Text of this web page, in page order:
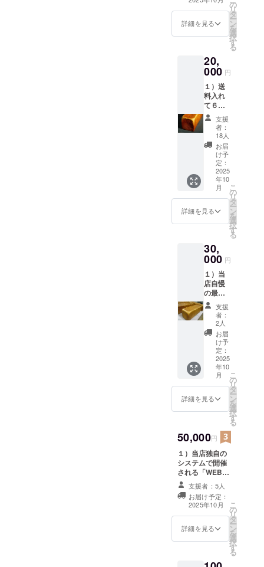
メー
mvg.biglobe.
１９６８
年 東京都
立石神井高
１９７２
年 東京経
済大学経営
学部卒業
１９７２年
半 米国パ
ラルタラ
ニーカレッ
ジ卒業
前期博士課
UCSFバーク
レー校に統
株式会社オ
（この会社
は製パンラ
インの製造
販売を行う
会社で
す。）
１９７６
年4月～１９
８０年３月
署 国際部
員」と「ご支
援」 リターン詳
細 １名称：ブラ
生地重量 690
グラム ３．保存
は冷凍庫。 ４．
賞味期限：常温
（30℃以下）４
日間
冷凍庫（未
開封）1か月間
５．原料：国内
産小麦粉、国内
産鶏卵、国内産
バター、国内産
牛乳、自然酵
母。 ６．主原料
の原産地：北海
道 ７．添加物表
表示：小麦粉、
詳細を見る
の
リ
タ
ー
ン
を
選
択
す
る
20,
000 円
１）送
料入れ
て６０
００円
の超高
級食パ
ン（三
斤棒）
提供 ＊
当店自
慢の日
本手一
番高い
といわ
れてい
るブラ
モ（ア
ローカ
ナ、烏
骨鶏卵
使用）
２）残
１２０
００円
は有効
期間１
年間
「二回
２０％
引き購
入会
員」と
「ご支
名称：
ブラ
ビッシ
モ（超
高級食
パン）
２，内
容量：
焼成前
量 １
３８０
支援
者：
18人
お届
け予
定：
2025
年10
月
詳細を見る
こ
の
リ
タ
ー
ン
を
選
択
す
る
30,
000 円
１）当
店自慢
の最高
級食パ
ン・ブ
ラビッ
シモ送
料込み
１本６
０００
円分提
供 ＊国
産小麦
粉、生
バター
１０
用。ま
たア
ローカ
ナ、烏
骨鶏卵
を使
用。
２）残
１８０
００円
は有効
支援
者：
2人
お届
け予
定：
2025
年10
月
詳細を見る
こ
の
リ
タ
ー
ン
を
選
択
す
る
50,000円
１）当店独自の
システムで開催
される「WEBパ
ン講座」。１８
０００円 実施概
要：２０２５年
１０月から２０
２６年４月まで
の７回 有効期
支援者：5人
お届け予定：
2025年10月
詳細を見る
こ
の
リ
タ
ー
ン
を
選
択
す
る